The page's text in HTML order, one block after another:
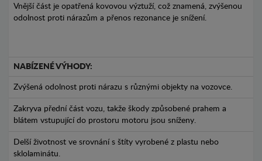
Vnější část je opatřená kovovou výztuží, což znamená, zvýšenou
odolnost proti nárazům a přenos rezonance je snížení.
NABÍZENÉ VÝHODY:
Zvýšená odolnost proti nárazu s různými objekty na vozovce.
Zakryva přední část vozu, takže škody způsobené prahem a
blátem vstupující do prostoru motoru jsou sníženy.
Delší životnost ve srovnání s štíty vyrobené z plastu nebo
sklolaminátu.